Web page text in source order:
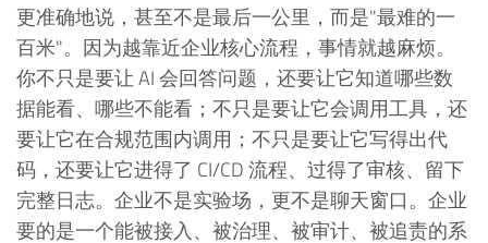
更准确地说，甚至不是最后一公里，而是"最难的一
百米"。因为越靠近企业核心流程，事情就越麻烦。
你不只是要让 AI 会回答问题，还要让它知道哪些数
据能看、哪些不能看；不只是要让它会调用工具，还
要让它在合规范围内调用；不只是要让它写得出代
码，还要让它进得了 CI/CD 流程、过得了审核、留下
完整日志。企业不是实验场，更不是聊天窗口。企业
要的是一个能被接入、被治理、被审计、被追责的系